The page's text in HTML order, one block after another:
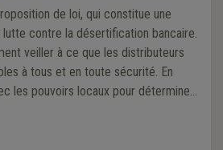
de loi, qui constitue une
lutte contre la désertification bancaire.
veiller à ce que les distributeurs
à tous et en toute sécurité. En
les pouvoirs locaux pour déterminer